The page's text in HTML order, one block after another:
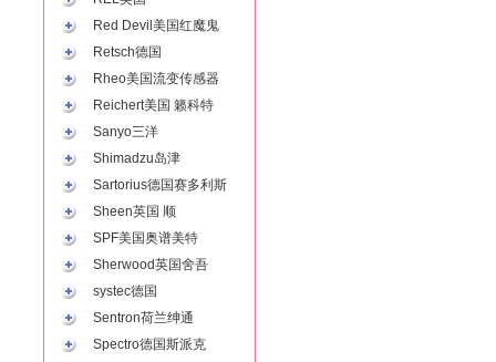
Red Devil美国红魔鬼
Retsch德国
Rheo美国流变传感器
Reichert美国 籁科特
Sanyo三洋
Shimadzu岛津
Sartorius德国赛多利斯
Sheen英国 顺
SPF美国奥谱美特
Sherwood英国舍吾
systec德国
Sentron荷兰绅通
Spectro德国斯派克